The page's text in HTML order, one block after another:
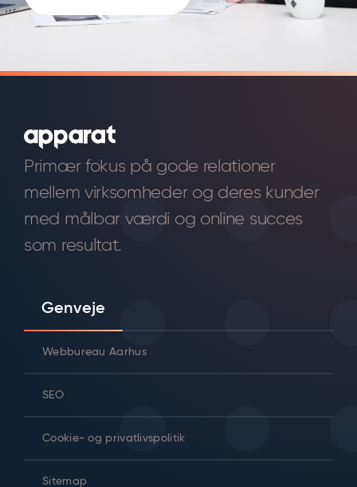
Primær fokus på gode relationer
mellem virksomheder og deres kunder
med målbar værdi og online succes
som resultat.
Genveje
Webbureau Aarhus
SEO
Cookie- og privatlivspolitik
Sitemap